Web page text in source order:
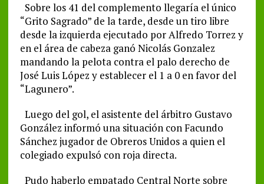
Sobre los 41 del complemento llegaría el único
“Grito Sagrado” de la tarde, desde un tiro libre
desde la izquierda ejecutado por Alfredo Torrez y
en el área de cabeza ganó Nicolás Gonzalez
mandando la pelota contra el palo derecho de
José Luis López y establecer el 1 a 0 en favor del
“Lagunero”.
Luego del gol, el asistente del árbitro Gustavo
González informó una situación con Facundo
Sánchez jugador de Obreros Unidos a quien el
colegiado expulsó con roja directa.
Pudo haberlo empatado Central Norte sobre